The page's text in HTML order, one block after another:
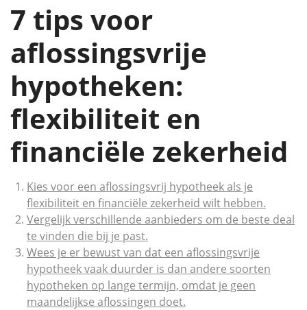
7 tips voor
aflossingsvrije
hypotheken:
flexibiliteit en
financiële zekerheid
Kies voor een aflossingsvrij hypotheek als je
flexibiliteit en financiële zekerheid wilt hebben.
Vergelijk verschillende aanbieders om de beste deal
te vinden die bij je past.
Wees je er bewust van dat een aflossingsvrije
hypotheek vaak duurder is dan andere soorten
hypotheken op lange termijn, omdat je geen
maandelijkse aflossingen doet.